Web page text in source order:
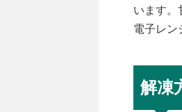
います。
電子レン
解凍